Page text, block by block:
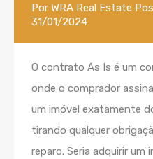
Por WRA Real Estate
31/01/2024
O contrato As Is é um
onde o comprador
um imóvel exatamente
tirando qualquer
reparo. Seria adquirir um